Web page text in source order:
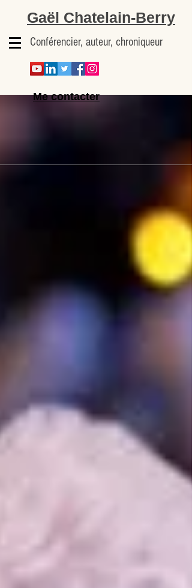
Gaël Chatelain-Berry
Conférencier, auteur, chroniqueur
Me contacter